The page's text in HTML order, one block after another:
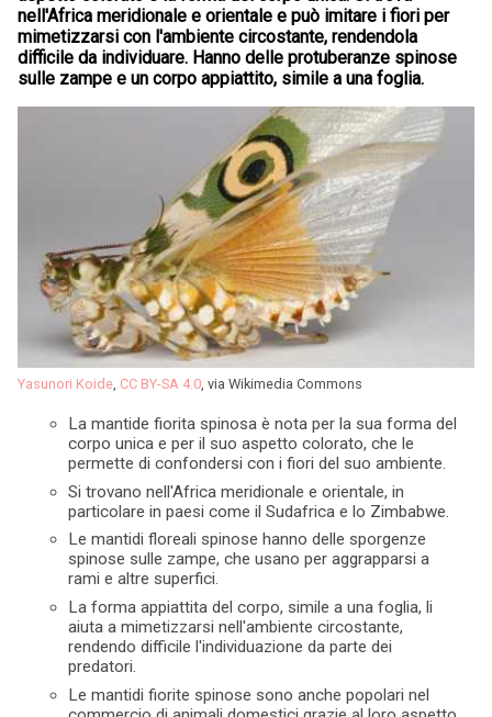
nell'Africa meridionale e orientale e può imitare i fiori per
mimetizzarsi con l'ambiente circostante, rendendola
difficile da individuare. Hanno delle protuberanze spinose
sulle zampe e un corpo appiattito, simile a una foglia.
Yasunori Koide, CC BY-SA 4.0, via Wikimedia Commons
La mantide fiorita spinosa è nota per la sua forma del
corpo unica e per il suo aspetto colorato, che le
permette di confondersi con i fiori del suo ambiente.
Si trovano nell'Africa meridionale e orientale, in
particolare in paesi come il Sudafrica e lo Zimbabwe.
Le mantidi floreali spinose hanno delle sporgenze
spinose sulle zampe, che usano per aggrapparsi a
rami e altre superfici.
La forma appiattita del corpo, simile a una foglia, li
aiuta a mimetizzarsi nell'ambiente circostante,
rendendo difficile l'individuazione da parte dei
predatori.
Le mantidi fiorite spinose sono anche popolari nel